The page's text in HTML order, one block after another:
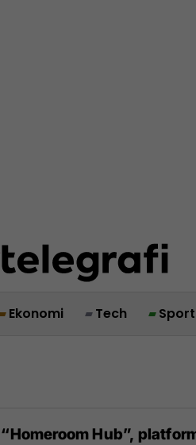
Ekonomi Tech Sport
“Homeroom Hub”,